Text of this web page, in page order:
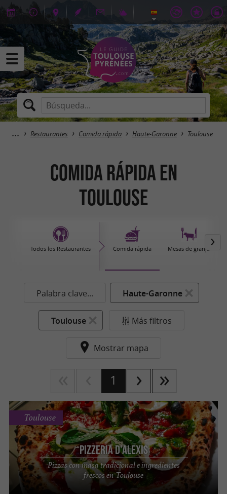
Restaurantes Comida rápida Haute-Garonne Toulouse
Comida rápida en
Toulouse
Todos los Restaurantes Comida rápida Mesas de granja
Palabra clave... Haute-Garonne
Toulouse Más filtros
Mostrar mapa
1
Pizzeria d'Alexis
Pizzas con masa tradicional e ingredientes
frescos en Toulouse
Toulouse